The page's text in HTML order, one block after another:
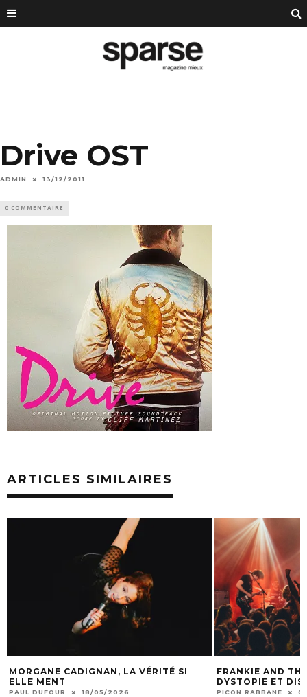
Drive OST
ADMIN 13/12/2011
0 COMMENTAIRE
ARTICLES SIMILAIRES
MORGANE CADIGNAN, LA VÉRITÉ SI
ELLE MENT
PAUL DUFOUR 18/05/2026
FRANKIE AND
DYSTOPIE ET
PICON RABBANE